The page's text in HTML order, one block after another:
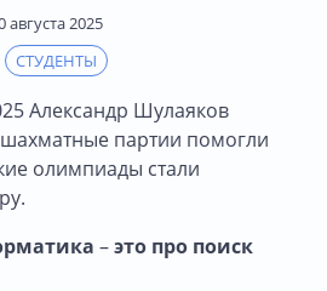
августа 2025
СТУДЕНТЫ
Александр Шулаяков
шахматные партии помогли
олимпиады стали
–это про поиск